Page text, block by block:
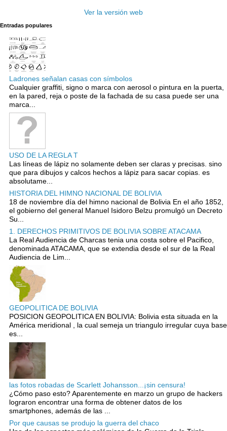
Ver la versión web
Entradas populares
Ladrones señalan casas con símbolos
Cualquier graffiti, signo o marca con aerosol o pintura en la puerta,
en la pared, reja o poste de la fachada de su casa puede ser una
marca...
USO DE LA REGLA T
Las líneas de lápiz no solamente deben ser claras y precisas. sino
que para dibujos y calcos hechos a lápiz para sacar copias. es
absolutame...
HISTORIA DEL HIMNO NACIONAL DE BOLIVIA
18 de noviembre día del himno nacional de Bolivia En el año 1852,
el gobierno del general Manuel Isidoro Belzu promulgó un Decreto
Su...
1. DERECHOS PRIMITIVOS DE BOLIVIA SOBRE ATACAMA
La Real Audiencia de Charcas tenia una costa sobre el Pacifico,
denominada ATACAMA, que se extendia desde el sur de la Real
Audiencia de Lim...
GEOPOLITICA DE BOLIVIA
POSICION GEOPOLITICA EN BOLIVIA: Bolivia esta situada en la
América meridional , la cual semeja un triangulo irregular cuya base
es...
las fotos robadas de Scarlett Johansson...¡sin censura!
¿Cómo paso esto? Aparentemente en marzo un grupo de hackers
lograron encontrar una forma de obtener datos de los
smartphones, además de las ...
Por que causas se produjo la guerra del chaco